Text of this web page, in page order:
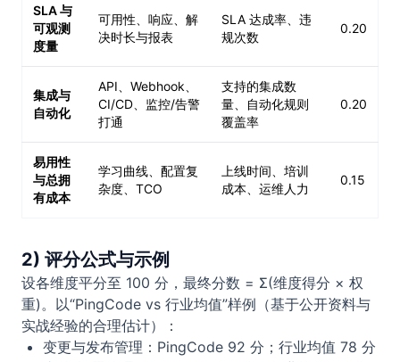
SLA 与
可观测
度量
可用性、响应、解
决时长与报表
SLA 达成率、违
规次数
0.20
集成与
自动化
API、Webhook、
CI/CD、监控/告警
打通
支持的集成数
量、自动化规则
覆盖率
0.20
易用性
与总拥
有成本
学习曲线、配置复
杂度、TCO
上线时间、培训
成本、运维人力
0.15
2) 评分公式与示例
设各维度平分至 100 分，最终分数 = Σ(维度得分 × 权
重)。以“PingCode vs 行业均值”样例（基于公开资料与
实战经验的合理估计）：
变更与发布管理：PingCode 92 分；行业均值 78 分